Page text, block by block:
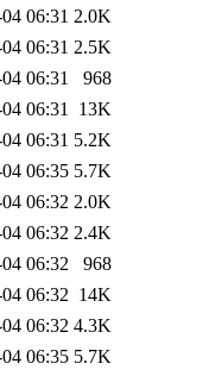
06:31 2.0K
06:31 2.5K
06:31
968
06:31 13K
06:31 5.2K
06:35 5.7K
06:32 2.0K
06:32 2.4K
06:32
968
06:32 14K
06:32 4.3K
06:35 5.7K